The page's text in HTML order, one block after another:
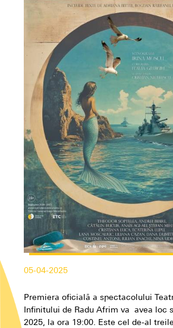
05-04-2025
Premiera oficială a spectacolului
Infinitului de Radu Afrim va avea loc
2025, la ora 19:00. Este cel de-al